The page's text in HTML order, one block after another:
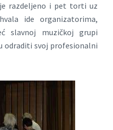
razdeljeno i pet torti uz
ide organizatorima,
slavnoj muzičkoj grupi
odraditi svoj profesionalni